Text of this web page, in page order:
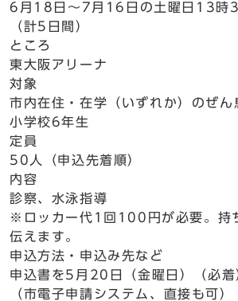
6月18日～7月16日の土曜日13時
（計5日間）
ところ
東大阪アリーナ
対象
市内在住・在学（いずれか）のぜ
小学校6年生
定員
50人（申込先着順）
内容
診察、水泳指導
※ロッカー代1回100円が必要。持
伝えます。
申込方法・申込み先など
申込書を5月20日（金曜日）（必着
（市電子申請システム、直接も可）